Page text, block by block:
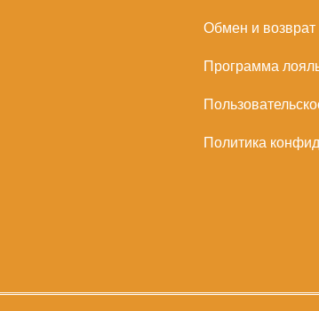
Обмен и возврат
Программа
Политика